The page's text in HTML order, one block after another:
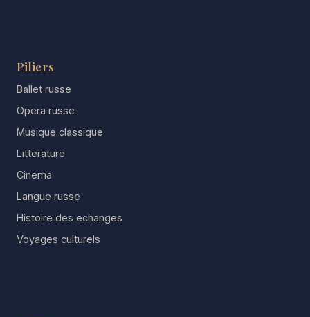
Piliers
Ballet russe
Opera russe
Musique classique
Litterature
Cinema
Langue russe
Histoire des echanges
Voyages culturels